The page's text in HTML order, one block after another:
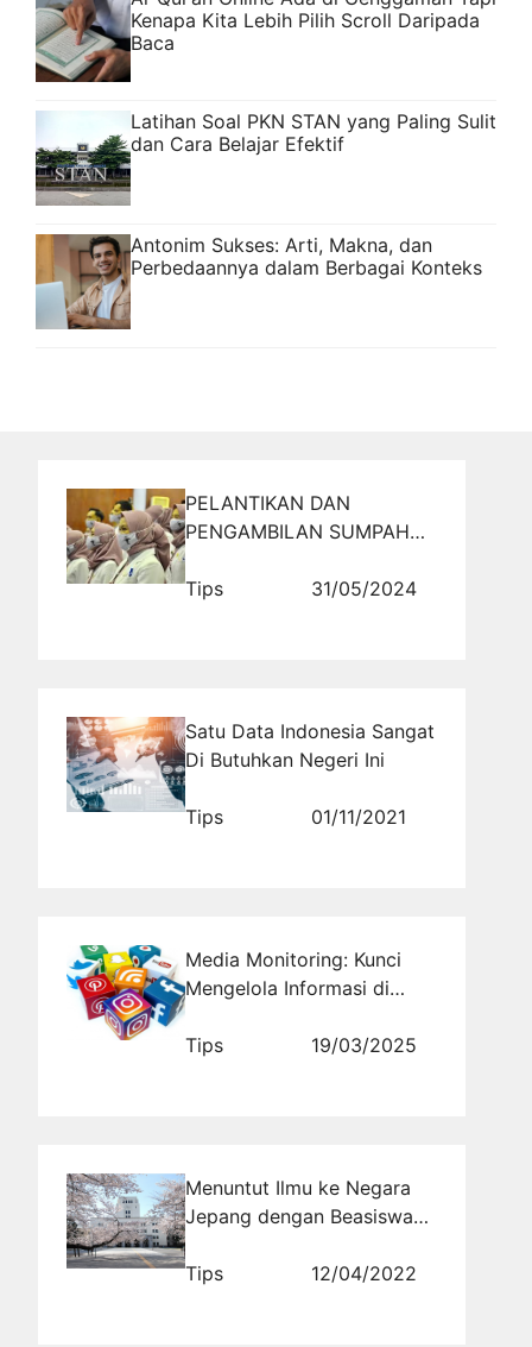
Kenapa Kita Lebih Pilih Scroll Daripada
Baca
Latihan Soal PKN STAN yang Paling Sulit
dan Cara Belajar Efektif
Antonim Sukses: Arti, Makna, dan
Perbedaannya dalam Berbagai Konteks
PELANTIKAN DAN
PENGAMBILAN SUMPAH
Tips
31/05/2024
Satu Data Indonesia Sangat
Di Butuhkan Negeri Ini
Tips 01/11/2021
Media Monitoring: Kunci
Mengelola Informasi di
Tips
19/03/2025
Menuntut Ilmu ke Negara
Jepang dengan Beasiswa
Tips
12/04/2022